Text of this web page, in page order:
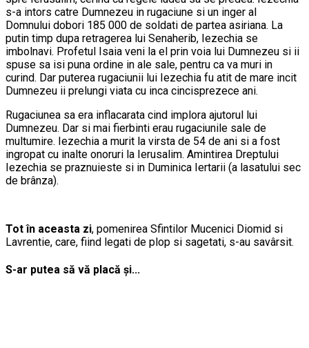
s-a intors catre Dumnezeu in rugaciune si un inger al
Domnului dobori 185 000 de soldati de partea asiriana. La
putin timp dupa retragerea lui Senaherib, Iezechia se
imbolnavi. Profetul Isaia veni la el prin voia lui Dumnezeu si ii
spuse sa isi puna ordine in ale sale, pentru ca va muri in
curind. Dar puterea rugaciunii lui Iezechia fu atit de mare incit
Dumnezeu ii prelungi viata cu inca cincisprezece ani.
Rugaciunea sa era inflacarata cind implora ajutorul lui
Dumnezeu. Dar si mai fierbinti erau rugaciunile sale de
multumire. Iezechia a murit la virsta de 54 de ani si a fost
ingropat cu inalte onoruri la Ierusalim. Amintirea Dreptului
Iezechia se praznuieste si in Duminica Iertarii (a lasatului sec
de brânza).
Tot în aceasta zi, pomenirea Sfintilor Mucenici Diomid si
Lavrentie, care, fiind legati de plop si sagetati, s-au savârsit.
S-ar putea să vă placă și...